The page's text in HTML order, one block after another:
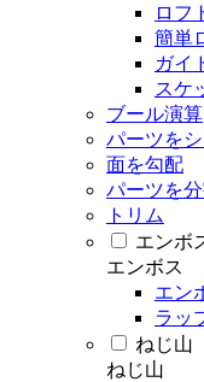
ロフ
簡単
ガイ
スケ
ブール演算
パーツを
面を勾配
パーツを
トリム
エンボ
エンボス
エン
ラッ
ねじ山
ねじ山